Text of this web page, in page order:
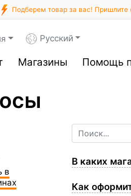
Подберем товар за вас!
Русский
Магазины Помощь
в
В каких
Как